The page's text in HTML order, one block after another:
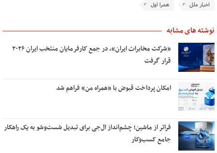
اخبار ملل همرا اول
نوشته های مشابه
«شرکت مخابرات ایران»، در جمع کارفرمایان منتخب ایران ۲۰۲۶
قرار گرفت
امکان پرداخت قبوض با «همراه من» فراهم شد
فراتر از ماشین؛ چشم‌انداز ال‌جی برای تبدیل شست‌وشو به یک راهکار
جامع کسب‌وکار